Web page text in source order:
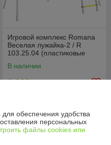
Игровой комплекс Romana
Веселая лужайка-2 / R
103.25.04 (пластиковые
В наличии
1 220
обеспечения удобства
персональных
файлы cookies или